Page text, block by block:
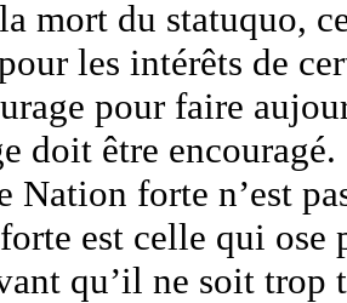
mort du statuquo,
les intérêts de
pour faire
doit être encouragé.
Nation forte n’est
est celle qui ose
qu’il ne soit trop